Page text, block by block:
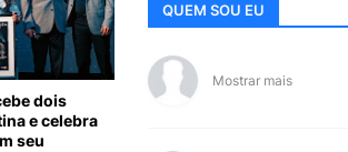
dois
e celebra
seu
QUEM SOU EU
Mostrar mais